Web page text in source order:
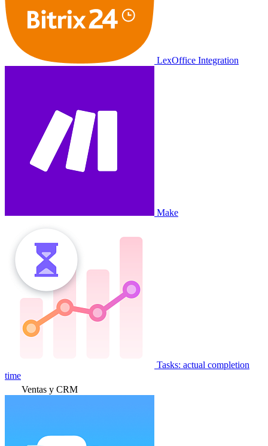
LexOffice Integration
Make
Tasks: actual completion
time
Ventas y CRM